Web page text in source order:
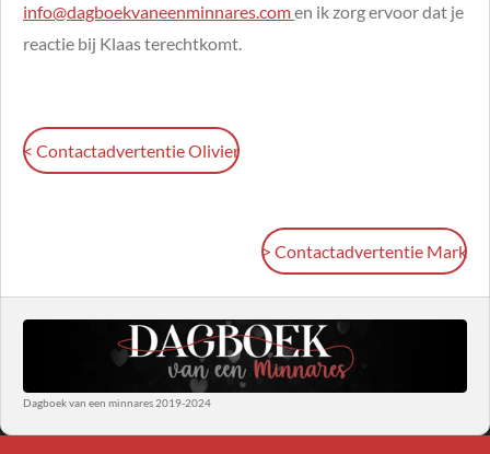
info@dagboekvaneenminnares.comen ik zorg ervoor dat je
reactie bij Klaas terechtkomt.
< Contactadvertentie Olivier
> Contactadvertentie Mark
Dagboek van een minnares 2019-2024